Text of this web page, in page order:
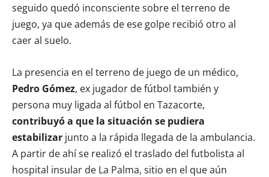
seguido quedó inconsciente sobre el terreno de
juego, ya que además de ese golpe recibió otro al
caer al suelo.
La presencia en el terreno de juego de un médico,
Pedro Gómez, ex jugador de fútbol también y
persona muy ligada al fútbol en Tazacorte,
contribuyó a que la situación se pudiera
estabilizar junto a la rápida llegada de la ambulancia.
A partir de ahí se realizó el traslado del futbolista al
hospital insular de La Palma, sitio en el que aún